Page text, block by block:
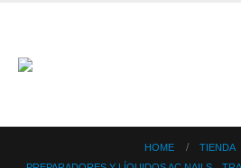
HOME
TIENDA